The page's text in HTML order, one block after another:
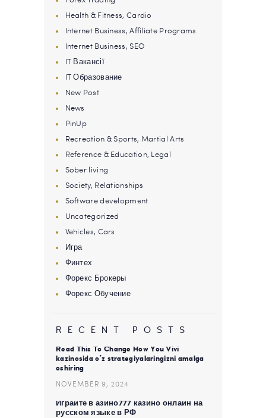
Health & Fitness, Cardio
Internet Business, Affiliate Programs
Internet Business, SEO
IT Вакансії
IT Образование
New Post
News
PinUp
Recreation & Sports, Martial Arts
Reference & Education, Legal
Sober living
Society, Relationships
Software development
Uncategorized
Vehicles, Cars
Игра
Финтех
Форекс Брокеры
Форекс Обучение
RECENT POSTS
Read This To Change How You Vivi
kazinosida o’z strategiyalaringizni amalga
oshiring
NOVEMBER 9, 2024
Играйте в азино777 казино онлайн на
русском языке в РФ